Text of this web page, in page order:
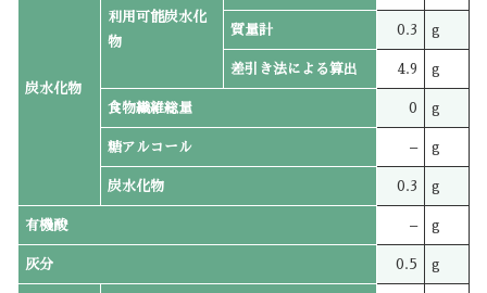
炭水化物
利用可能炭水化
物
質量計 0.3 g
差引き法による算出 4.9 g
食物繊維総量 0 g
糖アルコール – g
炭水化物 0.3 g
有機酸 – g
灰分 0.5 g